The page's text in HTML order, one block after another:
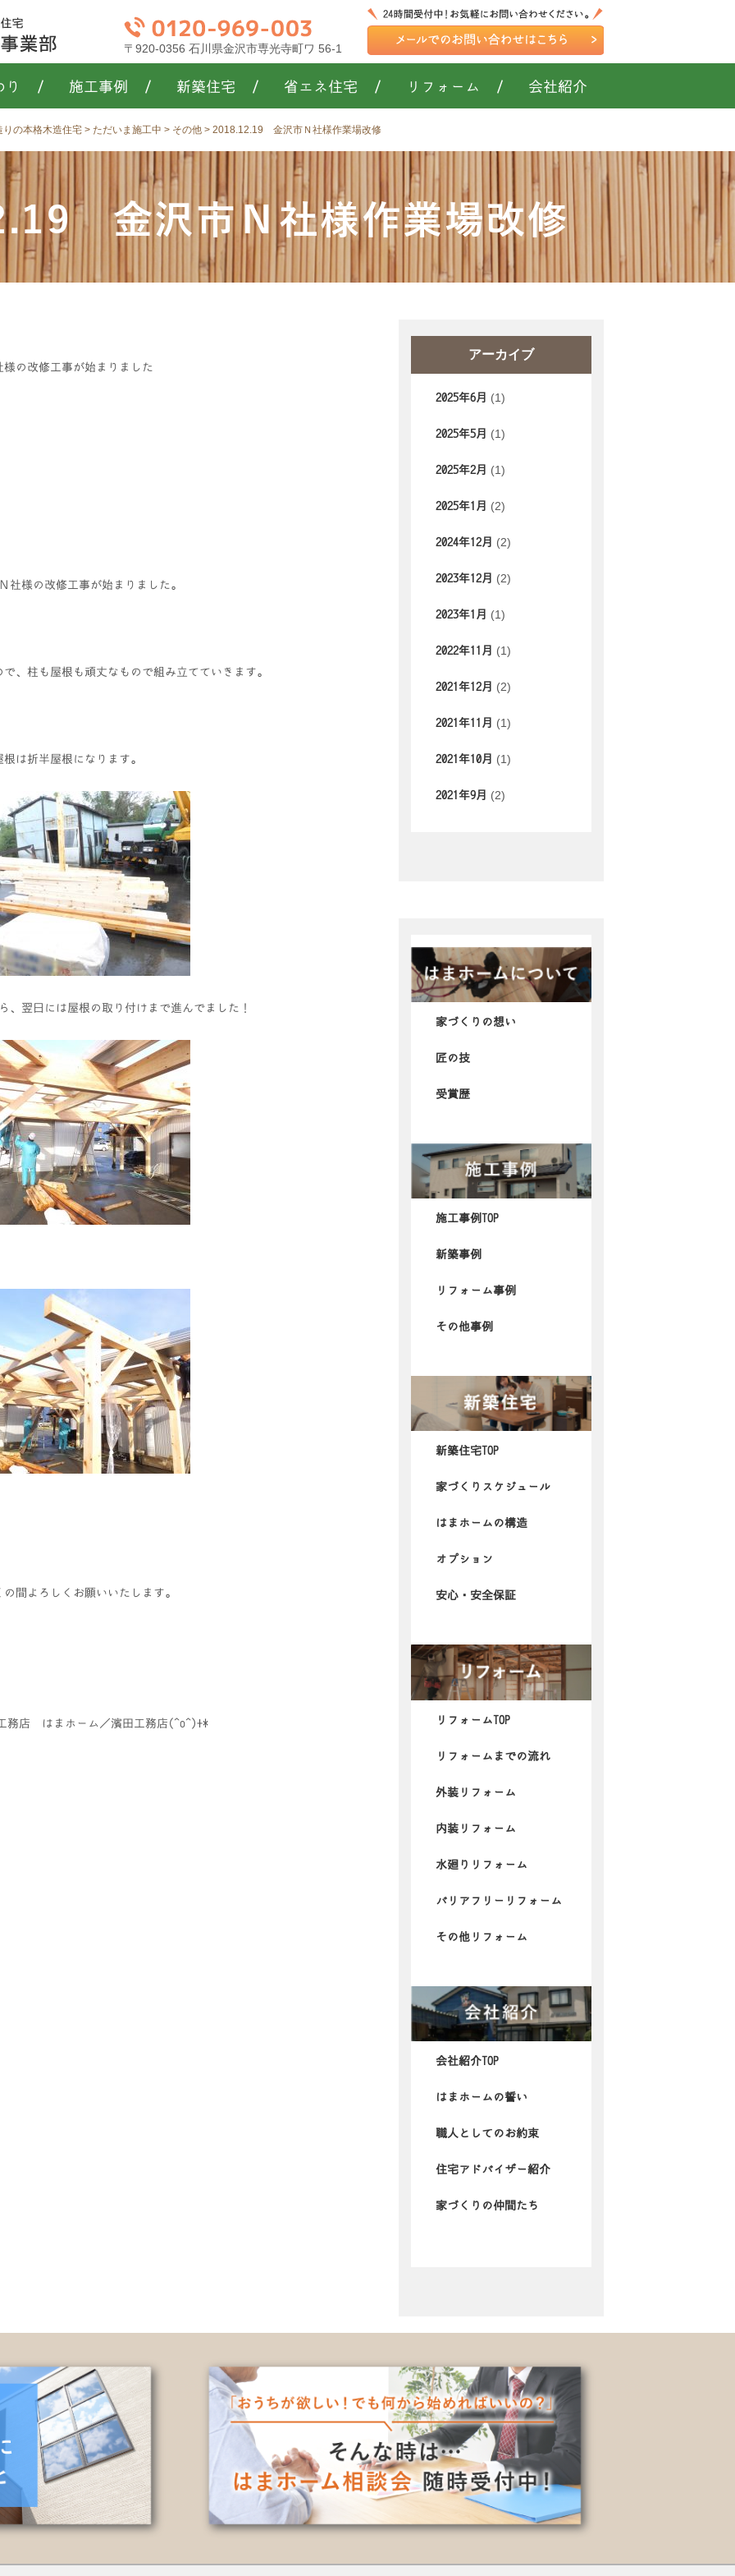
〒920-0356 石川県金沢市専光寺町ワ 56-1
り / 施工事例 / 新築住宅 / 省エネ住宅 / リフォーム / 会社紹介
りの本格木造住宅 > ただいま施工中 > その他 > 2018.12.19 金沢市Ｎ社様作業場改修
金沢市Ｎ社様作業場改修
アーカイブ
2025年6月 (1)
2025年5月 (1)
2025年2月 (1)
2025年1月 (2)
2024年12月 (2)
2023年12月 (2)
2023年1月 (1)
2022年11月 (1)
2021年12月 (2)
2021年11月 (1)
2021年10月 (1)
2021年9月 (2)
家づくりの想い
匠の技
受賞歴
施工事例TOP
新築事例
リフォーム事例
その他事例
新築住宅TOP
家づくりスケジュール
はまホームの構造
オプション
安心・安全保証
リフォームTOP
リフォームまでの流れ
外装リフォーム
内装リフォーム
水廻りリフォーム
バリアフリーリフォーム
その他リフォーム
会社紹介TOP
はまホームの誓い
職人としてのお約束
住宅アドバイザー紹介
家づくりの仲間たち
様の改修工事が始まりました
社様の改修工事が始まりました。
、柱も屋根も頑丈なもので組み立てていきます。
根は折半屋根になります。
、翌日には屋根の取り付けまで進んでました！
の間よろしくお願いいたします。
務店 はまホーム／濱田工務店(^o^)+*